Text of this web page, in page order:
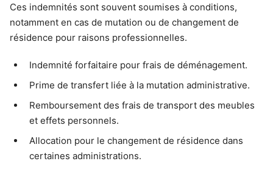
Ces indemnités sont souvent soumises à conditions,
notamment en cas de mutation ou de changement de
résidence pour raisons professionnelles.
Indemnité forfaitaire pour frais de déménagement.
Prime de transfert liée à la mutation administrative.
Remboursement des frais de transport des meubles
et effets personnels.
Allocation pour le changement de résidence dans
certaines administrations.